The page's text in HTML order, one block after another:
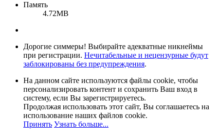
Память
4.72MB
Дорогие симмеры! Выбирайте адекватные никнеймы
при регистрации. Нечитабельные и нецензурные будут
заблокированы без предупреждения.
На данном сайте используются файлы cookie, чтобы
персонализировать контент и сохранить Ваш вход в
систему, если Вы зарегистрируетесь.
Продолжая использовать этот сайт, Вы соглашаетесь на
использование наших файлов cookie.
Принять Узнать больше...